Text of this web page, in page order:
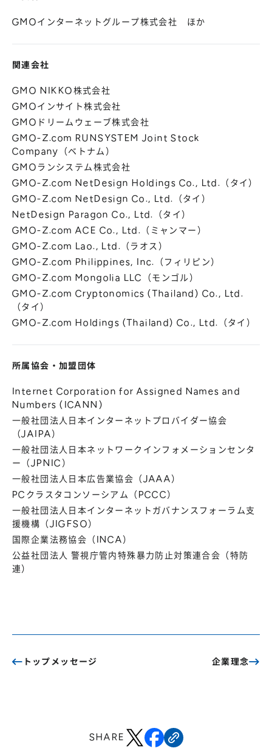
GMOインターネットグループ株式会社 ほか
関連会社
GMO NIKKO株式会社
GMOインサイト株式会社
GMOドリームウェーブ株式会社
GMO-Z.com RUNSYSTEM Joint Stock
Company（ベトナム）
GMOランシステム株式会社
GMO-Z.com NetDesign Holdings Co., Ltd.（タイ）
GMO-Z.com NetDesign Co., Ltd.（タイ）
NetDesign Paragon Co., Ltd.（タイ）
GMO-Z.com ACE Co., Ltd.（ミャンマー）
GMO-Z.com Lao., Ltd.（ラオス）
GMO-Z.com Philippines, Inc.（フィリピン）
GMO-Z.com Mongolia LLC（モンゴル）
GMO-Z.com Cryptonomics (Thailand) Co., Ltd.
（タイ）
GMO-Z.com Holdings (Thailand) Co., Ltd.（タイ）
所属協会 ・加盟団体
Internet Corporation for Assigned Names and
Numbers (ICANN)
一般社団法人日本インターネットプロバイダー協会
（JAIPA）
一般社団法人日本ネットワークインフォメーションセンタ
ー（JPNIC）
一般社団法人日本広告業協会（JAAA）
PCクラスタコンソーシアム（PCCC）
一般社団法人日本インターネットガバナンスフォーラム支
援機構（JIGFSO）
国際企業法務協会（INCA）
公益社団法人 警視庁管内特殊暴力防止対策連合会（特防
連）
トップメッセージ 企業理念
SHARE